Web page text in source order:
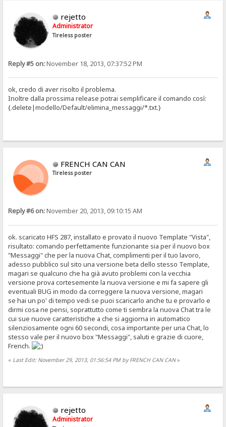
rejetto
Administrator
Tireless poster
Reply #5 on:November 18, 2013, 07:37:52 PM
ok, credo di aver risolto il problema.
Inoltre dalla prossima release potrai semplificare il comando così:
{.delete|modello/Default/elimina_messaggi/*.txt.}
FRENCH CAN CAN
Tireless poster
Reply #6 on:November 20, 2013, 09:10:15 AM
ok. scaricato HFS 287, installato e provato il nuovo Template "Vista",
risultato: comando perfettamente funzionante sia per il nuovo box
"Messaggi" che per la nuova Chat, complimenti per il tuo lavoro,
adesso pubblico sul sito una versione beta dello stesso Template,
magari se qualcuno che ha già avuto problemi con la vecchia
versione prova cortesemente la nuova versione e mi fa sapere gli
eventuali BUG in modo da correggere la nuova versione, magari
se hai un po' di tempo vedi se puoi scaricarlo anche tu e provarlo e
dirmi cosa ne pensi, soprattutto come ti sembra la nuova Chat tra le
cui sue nuove caratteristiche a che si aggiorna in automatico
silenziosamente ogni 60 secondi, cosa importante per una Chat, lo
stesso vale per il nuovo box "Messaggi", saluti e grazie di cuore,
French.
« Last Edit: November 29, 2013, 01:56:54 PM by FRENCH CAN CAN»
rejetto
Administrator